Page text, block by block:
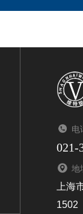
电
021-
地
上海
1502